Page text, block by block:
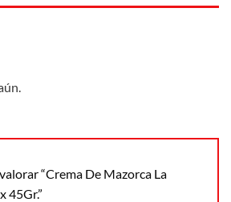
“Crema De Mazorca La
45Gr.”